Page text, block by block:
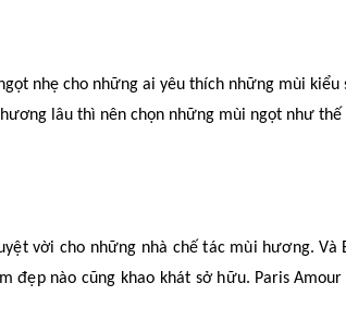
nhẹ cho những ai yêu thích những mùi kiểu
lâu thì nên chọn những mùi ngọt như thế
vời cho những nhà chế tác mùi hương. Và
đẹp nào cũng khao khát sở hữu. Paris Amour